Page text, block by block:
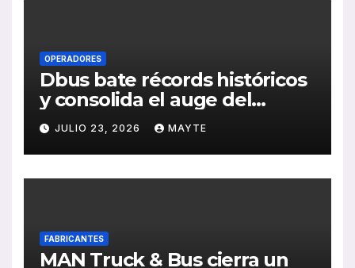
OPERADORES
Dbus bate récords históricos
y consolida el auge del
transporte público en San
Sebastián
JULIO 23, 2026 MAYTE
FABRICANTES
MAN Truck & Bus cierra un